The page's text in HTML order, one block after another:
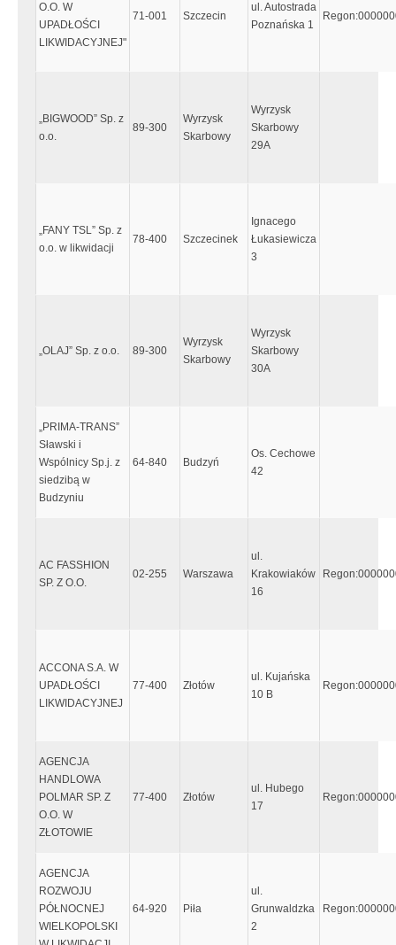
O.O. W
UPADŁOŚCI
LIKWIDACYJNEJ"
71-001 Szczecin
ul. Autostrada
Poznańska 1
„BIGWOOD” Sp. z
o.o.
89-300
Wyrzysk
Skarbowy
Wyrzysk
Skarbowy
29A
„FANY TSL” Sp. z
o.o. w likwidacji
78-400 Szczecinek
Ignacego
Łukasiewicza
3
„OLAJ” Sp. z o.o. 89-300
Wyrzysk
Skarbowy
Wyrzysk
Skarbowy
30A
„PRIMA-TRANS”
Sławski i
Wspólnicy Sp.j. z
siedzibą w
Budzyniu
64-840 Budzyń
Os. Cechowe
42
AC FASSHION
SP. Z O.O.
02-255 Warszawa
ul.
Krakowiaków
16
ACCONA S.A. W
UPADŁOŚCI
LIKWIDACYJNEJ
77-400 Złotów
ul. Kujańska
10 B
AGENCJA
HANDLOWA
POLMAR SP. Z
O.O. W
ZŁOTOWIE
77-400 Złotów
ul. Hubego
17
AGENCJA
ROZWOJU
PÓŁNOCNEJ
WIELKOPOLSKI
64-920 Piła
ul.
Grunwaldzka
2